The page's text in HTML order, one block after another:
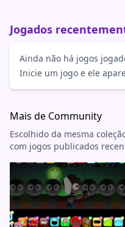
Jogados
Ainda não há jogos
Inicie um jogo e ele
Mais de Community
Escolhido da mesma
com jogos publicados